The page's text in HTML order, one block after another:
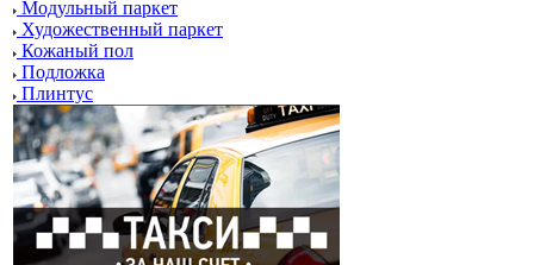
Модульный паркет
Художественный паркет
Кожаный пол
Подложка
Плинтус